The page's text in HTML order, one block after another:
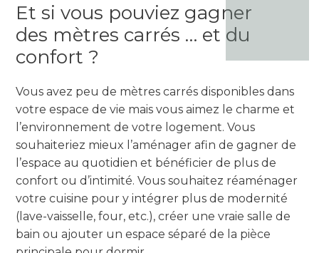
Et si vous pouviez gagner
des mètres carrés … et du
confort ?
Vous avez peu de mètres carrés disponibles dans
votre espace de vie mais vous aimez le charme et
l’environnement de votre logement. Vous
souhaiteriez mieux l’aménager afin de gagner de
l’espace au quotidien et bénéficier de plus de
confort ou d’intimité. Vous souhaitez réaménager
votre cuisine pour y intégrer plus de modernité
(lave-vaisselle, four, etc.), créer une vraie salle de
bain ou ajouter un espace séparé de la pièce